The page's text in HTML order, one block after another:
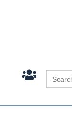
Search
for: